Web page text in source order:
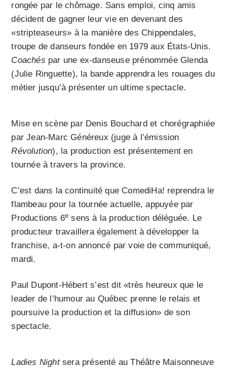
rongée par le chômage. Sans emploi, cinq amis
décident de gagner leur vie en devenant des
«stripteaseurs» à la manière des Chippendales,
troupe de danseurs fondée en 1979 aux États-Unis.
Coachés par une ex-danseuse prénommée Glenda
(Julie Ringuette), la bande apprendra les rouages du
métier jusqu’à présenter un ultime spectacle.
Mise en scène par Denis Bouchard et chorégraphiée
par Jean-Marc Généreux (juge à l’émission
Révolution), la production est présentement en
tournée à travers la province.
C’est dans la continuité que ComediHa! reprendra le
flambeau pour la tournée actuelle, appuyée par
Productions 6e sens à la production déléguée. Le
producteur travaillera également à développer la
franchise, a-t-on annoncé par voie de communiqué,
mardi.
Paul Dupont-Hébert s’est dit «très heureux que le
leader de l’humour au Québec prenne le relais et
poursuive la production et la diffusion» de son
spectacle.
Ladies Nightsera présenté au Théâtre Maisonneuve